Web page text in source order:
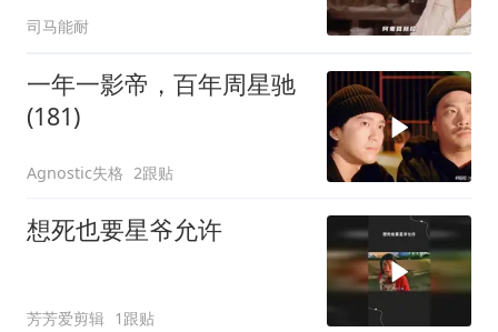
司马能耐
一年一影帝，百年周星驰
(181)
Agnostic失格 2跟贴
想死也要星爷允许
芳芳爱剪辑 1跟贴